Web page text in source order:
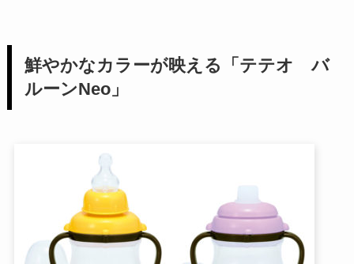
鮮やかなカラーが映える「テテオ バ
ルーンNeo」